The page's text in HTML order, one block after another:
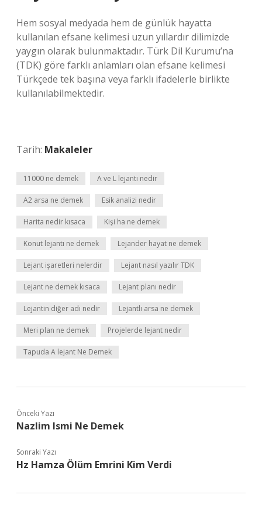
Hem sosyal medyada hem de günlük hayatta
kullanılan efsane kelimesi uzun yıllardır dilimizde
yaygın olarak bulunmaktadır. Türk Dil Kurumu’na
(TDK) göre farklı anlamları olan efsane kelimesi
Türkçede tek başına veya farklı ifadelerle birlikte
kullanılabilmektedir.
Tarih: Makaleler
11000 ne demek A ve L lejantı nedir
A2 arsa ne demek Esik analizi nedir
Harita nedir kısaca Kişi ha ne demek
Konut lejantı ne demek Lejander hayat ne demek
Lejant işaretleri nelerdir Lejant nasıl yazılır TDK
Lejant ne demek kısaca Lejant planı nedir
Lejantin diğer adı nedir Lejantlı arsa ne demek
Meri plan ne demek Projelerde lejant nedir
Tapuda A lejant Ne Demek
Önceki Yazı
Nazlim Ismi Ne Demek
Sonraki Yazı
Hz Hamza Ölüm Emrini Kim Verdi